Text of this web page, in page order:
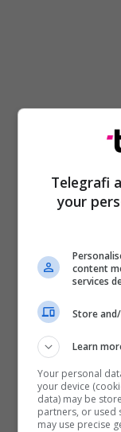
Telegrafi
your
content
services
Store
Learn
Your personal
your device
data) may be
partners, or used
may use precise